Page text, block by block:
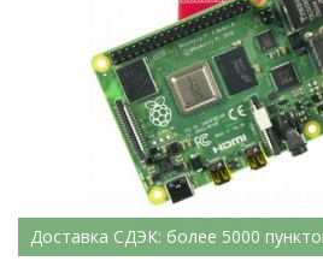
Доставка СДЭК: более 5000